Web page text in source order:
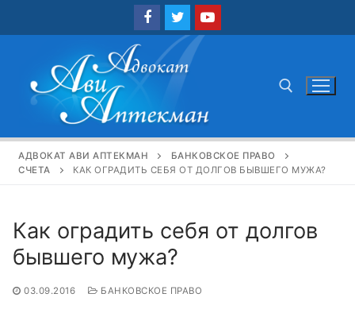
Найти:
АДВОКАТ АВИ АПТЕКМАН
БАНКОВСКОЕ ПРАВО
СЧЕТА
КАК ОГРАДИТЬ СЕБЯ ОТ ДОЛГОВ БЫВШЕГО МУЖА?
Как оградить себя от долгов
бывшего мужа?
03.09.2016 БАНКОВСКОЕ ПРАВО